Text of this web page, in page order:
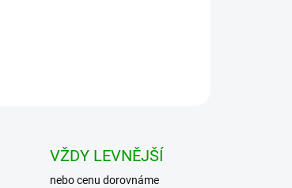
VŽDY LEVNĚJŠÍ
nebo cenu dorovnáme